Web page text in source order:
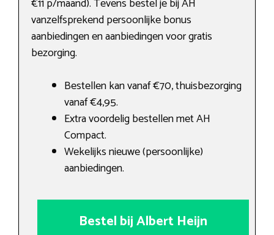
vanzelfsprekend persoonlijke bonus
aanbiedingen en aanbiedingen voor gratis
bezorging.
Bestellen kan vanaf €70, thuisbezorging
vanaf €4,95.
Extra voordelig bestellen met AH
Compact.
Wekelijks nieuwe (persoonlijke)
aanbiedingen.
Bestel bij Albert Heijn